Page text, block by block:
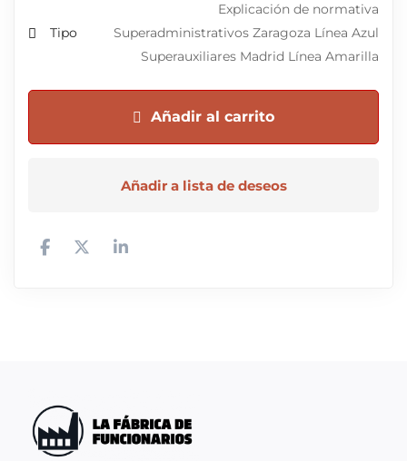
Tipo
Explicación de normativa
Superadministrativos Zaragoza Línea Azul
Superauxiliares Madrid Línea Amarilla
Añadir al carrito
Añadir a lista de deseos